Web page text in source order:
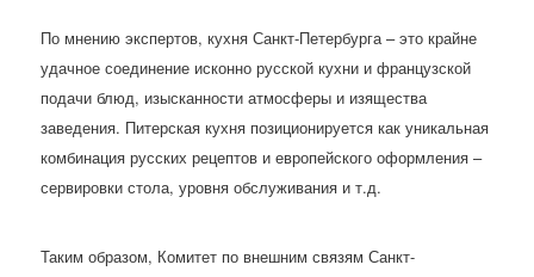
По мнению экспертов, кухня Санкт-Петербурга – это крайне
удачное соединение исконно русской кухни и французской
подачи блюд, изысканности атмосферы и изящества
заведения. Питерская кухня позиционируется как уникальная
комбинация русских рецептов и европейского оформления –
сервировки стола, уровня обслуживания и т.д.
Таким образом, Комитет по внешним связям Санкт-